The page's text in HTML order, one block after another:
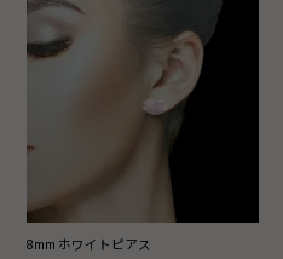
8mm ホワイトピアス